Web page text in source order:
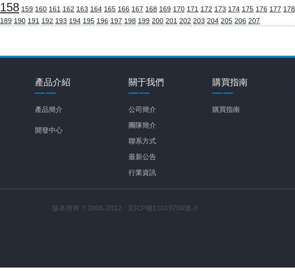
158 159 160 161 162 163 164 165 166 167 168 169 170 171 172 173 174 175 176 177 178
189 190 191 192 193 194 195 196 197 198 199 200 201 202 203 204 205 206 207
產品介紹
產品簡介
開發中心
關于我們
公司簡介
團隊簡介
聯系方式
最新公告
行業資訊
購買指南
購買指南
版本所有 ? 2006-2012 京ICP備11019704號-3